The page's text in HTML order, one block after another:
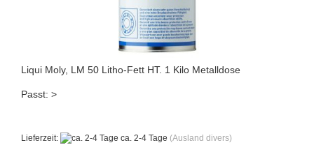
Liqui Moly, LM 50 Litho-Fett HT. 1 Kilo Metalldose
Passt: >
Lieferzeit: ca. 2-4 Tage (Ausland divers)